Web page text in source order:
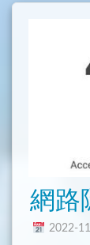
不管你是
都是一個
輸入你的
你就不用
總而言之
工具，非
2022-